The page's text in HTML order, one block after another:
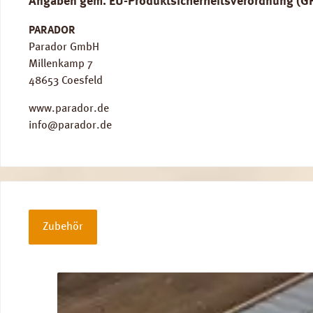
PARADOR
Parador GmbH
Millenkamp 7
48653 Coesfeld
www.parador.de
info@parador.de
Zubehör